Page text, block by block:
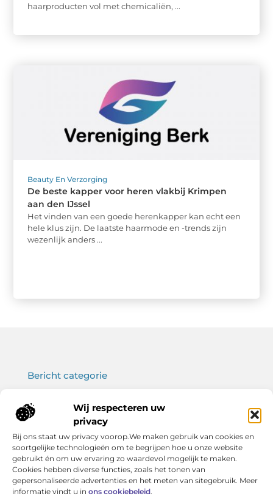
Wij respecteren uw
privacy
Bij ons staat uw privacy voorop.We maken gebruik van cookies en
soortgelijke technologieën om te begrijpen hoe u onze website
gebruikt én om uw ervaring zo waardevol mogelijk te maken.
Cookies hebben diverse functies, zoals het tonen van
gepersonaliseerde advertenties en het meten van sitegebruik. Meer
informatie vindt u in ons cookiebeleid.
haarproducten vol met chemicaliën, ...
Beauty En Verzorging
De beste kapper voor heren vlakbij Krimpen
aan den IJssel
Het vinden van een goede herenkapper kan echt een
hele klus zijn. De laatste haarmode en -trends zijn
wezenlijk anders ...
Onze informatie
Bericht categorie